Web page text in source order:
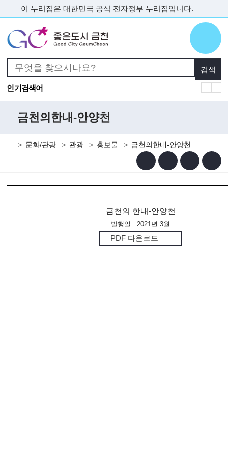
본문 바로가기
이 누리집은 대한민국 공식 전자정부 누리집입니다.
인기검색어
금천의한내-안양천
문화/관광 관광 홍보물 금천의한내-안양천
금천의 한내-안양천
발행일 : 2021년 3월
PDF 다운로드